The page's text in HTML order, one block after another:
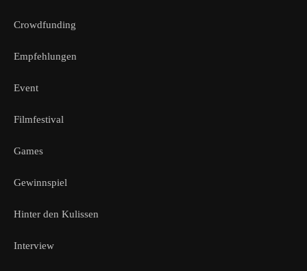
Crowdfunding
Empfehlungen
Event
Filmfestival
Games
Gewinnspiel
Hinter den Kulissen
Interview